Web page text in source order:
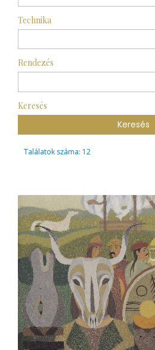
Technika
Rendezés
Keresés
Találatok száma: 12